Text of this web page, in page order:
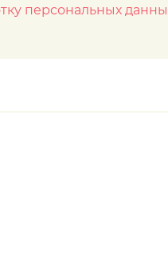
персональных